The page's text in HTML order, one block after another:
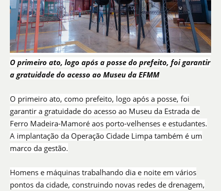
O primeiro ato, logo após a posse do prefeito, foi garantir
a gratuidade do acesso ao Museu da EFMM
O primeiro ato, como prefeito, logo após a posse, foi
garantir a gratuidade do acesso ao Museu da Estrada de
Ferro Madeira-Mamoré aos porto-velhenses e estudantes.
A implantação da Operação Cidade Limpa também é um
marco da gestão.
Homens e máquinas trabalhando dia e noite em vários
pontos da cidade, construindo novas redes de drenagem,